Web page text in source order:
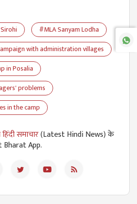
#MLA Sanyam Lodha
with administration villages
in Posalia
problems
in the camp
समाचार(Latest Hindi News) के
Bharat App.